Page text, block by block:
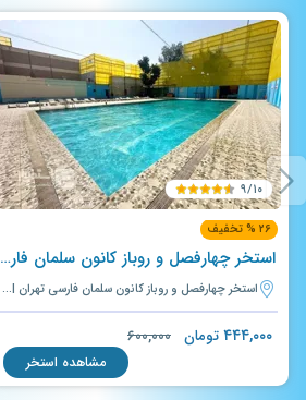
۹/۱۰
۲۶ % تخفیف
استخر چهارفصل و روباز کانون سلمان فارسی تهران
استخر چهارفصل و روباز کانون سلمان فارسی تهران | تهران
۴۴۴,۰۰۰تومان ۶۰۰,۰۰۰
مشاهده استخر